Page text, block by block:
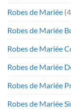
Robes de Mariée
Robes de Mariée
Robes de Mariée
Robes de Mariée
Robes de Mariée
Robes de Mariée